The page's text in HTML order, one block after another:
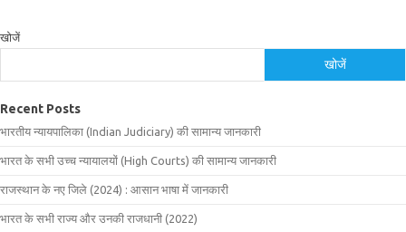
खोजें
खोजें
Recent Posts
भारतीय न्यायपालिका (Indian Judiciary) की सामान्य जानकारी
भारत के सभी उच्च न्यायालयों (High Courts) की सामान्य जानकारी
राजस्थान के नए जिले (2024) : आसान भाषा में जानकारी
भारत के सभी राज्य और उनकी राजधानी (2022)